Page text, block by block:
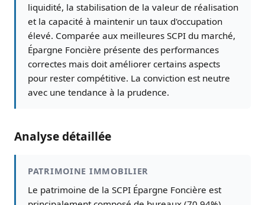
liquidité, la stabilisation de la valeur de réalisation
et la capacité à maintenir un taux d'occupation
élevé. Comparée aux meilleures SCPI du marché,
Épargne Foncière présente des performances
correctes mais doit améliorer certains aspects
pour rester compétitive. La conviction est neutre
avec une tendance à la prudence.
Analyse détaillée
PATRIMOINE IMMOBILIER
Le patrimoine de la SCPI Épargne Foncière est